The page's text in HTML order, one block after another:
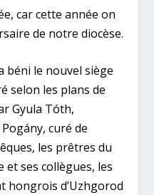
car cette année on
de notre diocèse.
béni le nouvel siège
selon les plans de
Gyula Tóth,
curé de
les prêtres du
et ses collègues, les
hongrois d’Uzhgorod